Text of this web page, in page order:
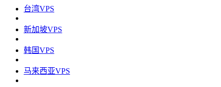
台湾VPS
新加坡VPS
韩国VPS
马来西亚VPS